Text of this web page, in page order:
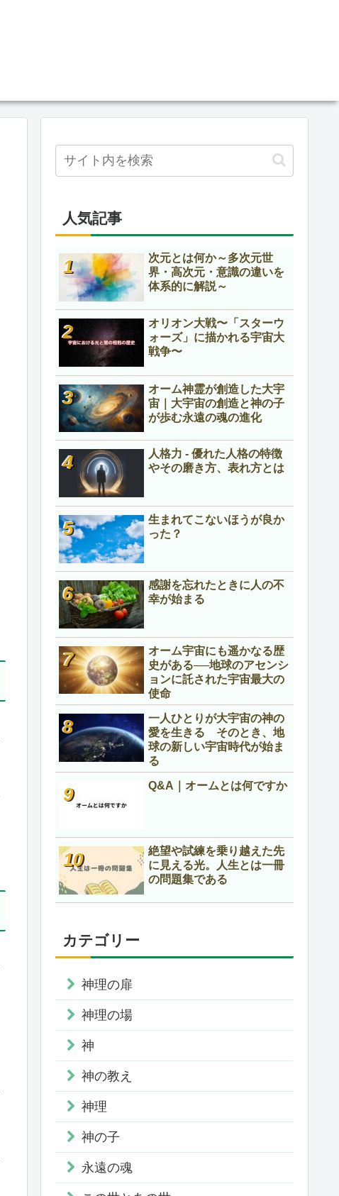
人気記事
次元とは何か～多次元世
界・高次元・意識の違いを
体系的に解説～
オリオン大戦〜「スターウ
ォーズ」に描かれる宇宙大
戦争〜
オーム神霊が創造した大宇
宙｜大宇宙の創造と神の子
が歩む永遠の魂の進化
人格力 - 優れた人格の特徴
やその磨き方、表れ方とは
生まれてこないほうが良か
った？
感謝を忘れたときに人の不
幸が始まる
オーム宇宙にも遥かなる歴
史がある──地球のアセンシ
ョンに託された宇宙最大の
使命
一人ひとりが大宇宙の神の
愛を生きる そのとき、地
球の新しい宇宙時代が始ま
る
Q&A｜オームとは何ですか
絶望や試練を乗り越えた先
に見える光。人生とは一冊
の問題集である
カテゴリー
神理の扉
神理の場
神
神の教え
神理
神の子
永遠の魂